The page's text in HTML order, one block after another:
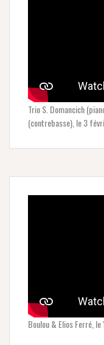
Trio S. Domancich
(contrebasse), le 3
Boulou & Elios Ferré,